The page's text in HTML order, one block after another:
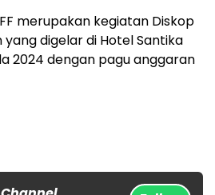
merupakan kegiatan Diskop
yang digelar di Hotel Santika
2024 dengan pagu anggaran